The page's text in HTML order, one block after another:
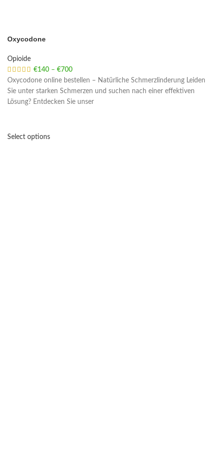
Oxycodone
Opioide
€140 – €700
Oxycodone online bestellen – Natürliche Schmerzlinderung Leiden
Sie unter starken Schmerzen und suchen nach einer effektiven
Lösung? Entdecken Sie unser
Select options